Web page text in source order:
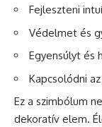
Fejleszteni
Védelmet és
Egyensúlyt és
Kapcsolódni
Ez a szimbólum
dekoratív elem.